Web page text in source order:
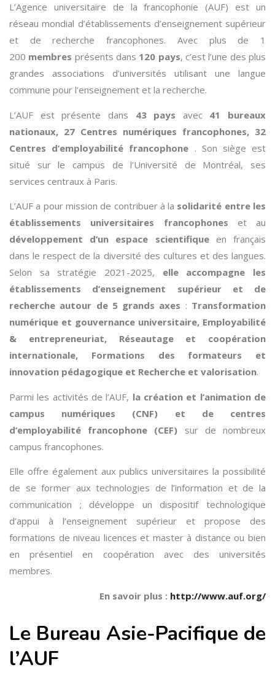
L’Agence universitaire de la francophonie (AUF) est un
réseau mondial d’établissements d’enseignement supérieur
et de recherche francophones. Avec plus de 1
200 membres présents dans 120 pays, c’est l’une des plus
grandes associations d’universités utilisant une langue
commune pour l’enseignement et la recherche.
L’AUF est présente dans 43 pays avec 41
bureaux
nationaux, 27 Centres numériques francophones, 32
Centres d’employabilité francophone . Son siège est
situé sur le campus de l’Université de Montréal, ses
services centraux à Paris.
L’AUF a pour mission de contribuer à la solidarité entre les
établissements universitaires francophones et au
développement d’un espace scientifiqueen français
dans le respect de la diversité des cultures et des langues.
Selon sa stratégie 2021-2025, elle accompagne les
établissements d’enseignement supérieur et de
recherche autour de 5 grands axes : Transformation
numérique et gouvernance universitaire, Employabilité
& entrepreneuriat, Réseautage et coopération
internationale, Formations des formateurs et
innovation pédagogique et Recherche et valorisation.
Parmi les activités de l’AUF, la création et l’animation de
campus numériques (CNF) et de centres
d’employabilité francophone (CEF) sur de nombreux
campus francophones.
Elle offre également aux publics universitaires la possibilité
de se former aux technologies de l’information et de la
communication ; développe un dispositif technologique
d’appui à l’enseignement supérieur et propose des
formations de niveau licences et master à distance ou bien
en présentiel en coopération avec des universités
membres.
En savoir plus : http://www.auf.org/
Le Bureau Asie-Pacifique de
l’AUF